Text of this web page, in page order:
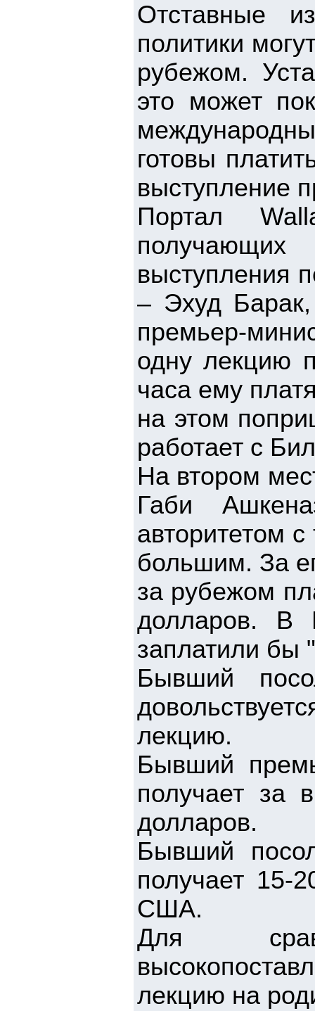
Отставные
политики
рубежом.
это может
готовы
выступление
Портал
выступления
– Эхуд
премьер-
одну лекцию
часа ему
на этом
работает с
На втором
Габи
авторитетом
большим. За
за рубежом
долларов. В
заплатили бы
Бывший
лекцию.
Бывший
получает за
долларов.
Бывший
получает 15-
США.
Для
лекцию на